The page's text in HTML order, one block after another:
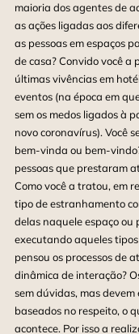
maioria dos agentes de
as ações ligadas aos
as pessoas em espaços
de casa? Convido você a
últimas vivências em
eventos (na época em
sem os medos ligados à
novo coronavírus). Você
bem-vinda ou bem-
pessoas que prestaram
Como você a tratou, em
tipo de estranhamento
delas naquele espaço ou
executando aqueles
pensou os processos de
dinâmica de interação?
sem dúvidas, mas devem
baseados no respeito, o
acontece. Por isso a